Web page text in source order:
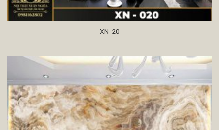
XN -20